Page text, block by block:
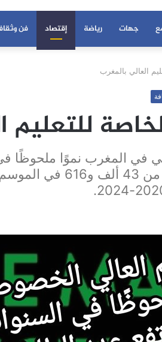
جهات رياضة إقتصاد فن
العالي بالمغرب
للتعليم
في المغرب نموًا ملحوظًا